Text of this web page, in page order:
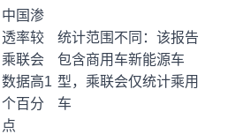
中国渗
透率较
乘联会
数据高1
个百分
点
统计范围不同：该报告
包含商用车新能源车
型，乘联会仅统计乘用
车